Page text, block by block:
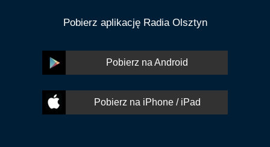
Pobierz aplikację Radia Olsztyn
Pobierz na Android
Pobierz na iPhone / iPad